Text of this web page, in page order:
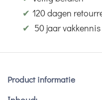
✔ 120 dagen
✔ 50 jaar vakkennis
Product informatie